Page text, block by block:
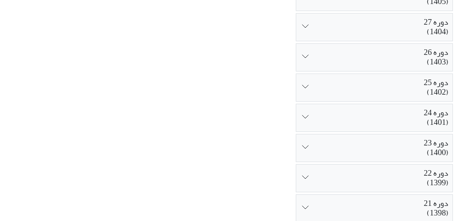
دوره 27
(1404)
دوره 26
(1403)
دوره 25
(1402)
دوره 24
(1401)
دوره 23
(1400)
دوره 22
(1399)
دوره 21
(1398)